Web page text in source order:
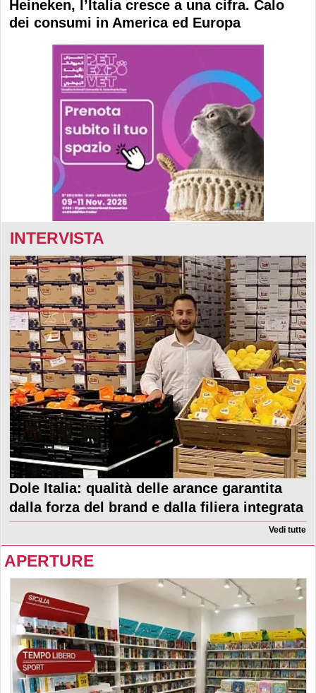
Heineken, l’Italia cresce a una cifra. Calo
dei consumi in America ed Europa
INTERVISTA
Dole Italia: qualità delle arance garantita
dalla forza del brand e dalla filiera integrata
Vedi tutte
APERTURE